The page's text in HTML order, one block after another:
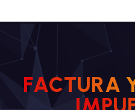
FACTURA